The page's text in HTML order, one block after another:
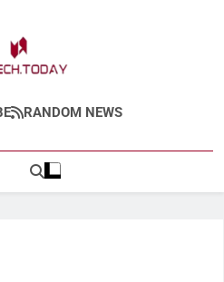
RANDOM NEWS